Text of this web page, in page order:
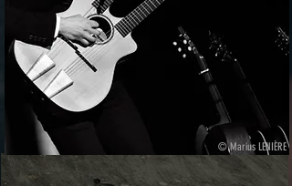
© Marius LENIÈRE